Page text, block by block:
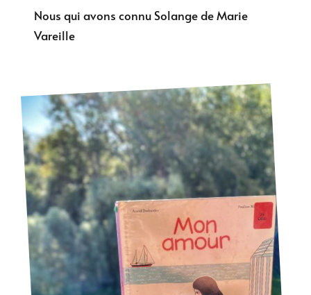
Nous qui avons connu Solange de Marie
Vareille